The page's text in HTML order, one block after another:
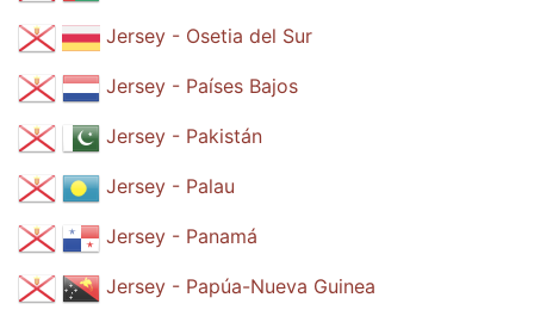
Jersey - Osetia del Sur
Jersey - Países Bajos
Jersey - Pakistán
Jersey - Palau
Jersey - Panamá
Jersey - Papúa-Nueva Guinea